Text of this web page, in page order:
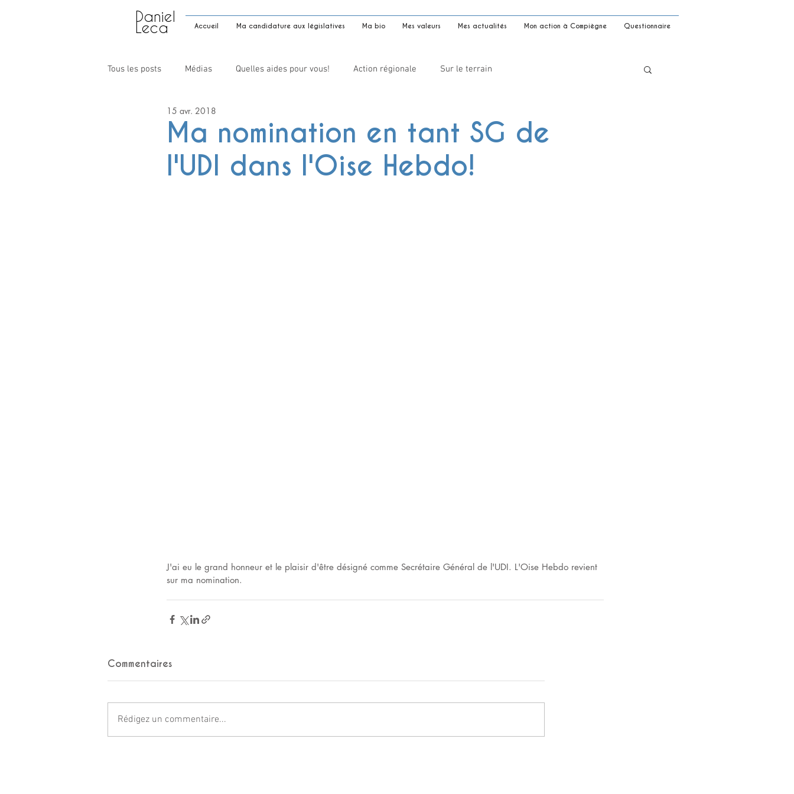
Accueil Ma candidature aux législatives Ma bio Mes valeurs Mes actualités Mon action à Compiègne Questionnaire
Daniel
Leca
Tous les posts Médias Quelles aides pour vous! Action régionale Sur le terrain
Ma nomination en tant SG de
l'UDI dans l'Oise Hebdo!
15 avr. 2018
J'ai eu le grand honneur et le plaisir d'être désigné comme Secrétaire Général de l'UDI. L'Oise Hebdo revient
sur ma nomination.
Commentaires
Rédigez un commentaire...